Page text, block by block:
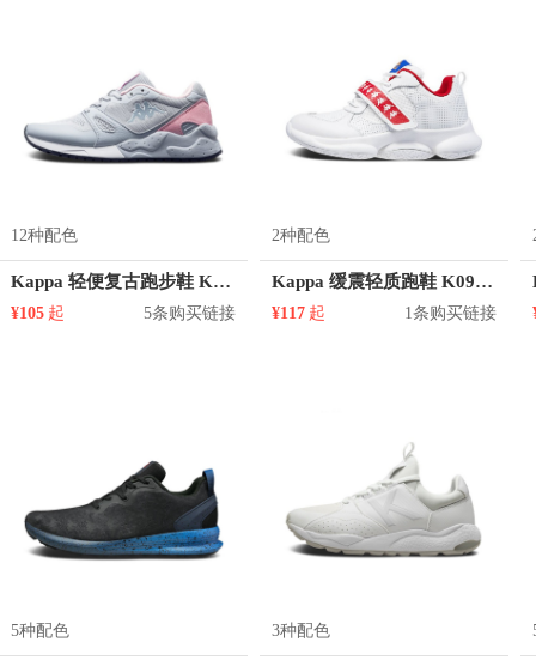
12种配色
Kappa 轻便复古跑步鞋 K0815MM75D
¥105 起 5条购买链接
2种配色
Kappa 缓震轻质跑鞋 K0925MQ06
¥117 起 1条购买链接
5种配色 3种配色